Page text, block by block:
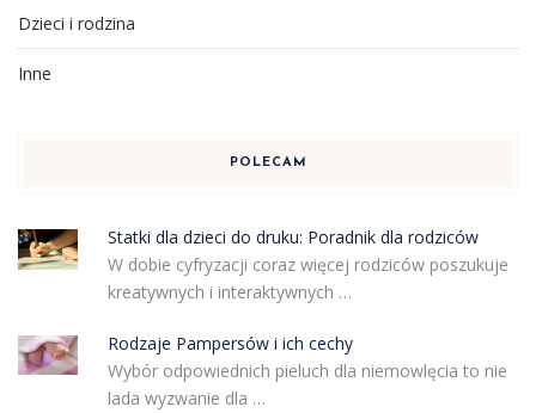
Dzieci i rodzina
Inne
POLECAM
Statki dla dzieci do druku: Poradnik dla rodziców
W dobie cyfryzacji coraz więcej rodziców poszukuje
kreatywnych i interaktywnych …
Rodzaje Pampersów i ich cechy
Wybór odpowiednich pieluch dla niemowlęcia to nie
lada wyzwanie dla …